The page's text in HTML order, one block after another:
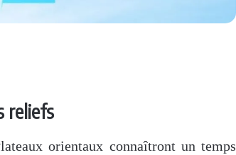
reliefs
orientaux connaîtront un temps